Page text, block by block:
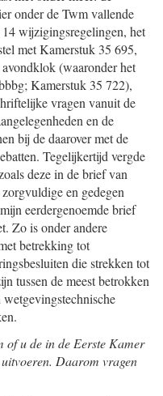
onder de Twm vallende
wijzigingsregelingen, het
met Kamerstuk 35 695,
(waaronder het
Kamerstuk 35 722),
vragen vanuit de
en de
bij de daarover met de
Tegelijkertijd vergde
deze in de brief van
en gedegen
eerdergenoemde brief
Zo is onder andere
betrekking tot
die strekken tot
tussen de meest betrokken
wetgevingstechnische
of u de in de Eerste Kamer
Daarom vragen